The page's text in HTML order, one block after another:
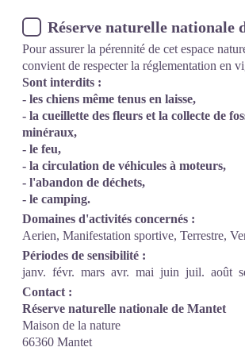
Réserve naturelle nationale
Pour assurer la pérennité de cet espace
convient de respecter la réglementation en
Sont interdits :
- les chiens même tenus en laisse,
- la cueillette des fleurs et la collecte de
minéraux,
- le feu,
- la circulation de véhicules à moteurs,
- l'abandon de déchets,
- le camping.
Domaines d'activités concernés :
Aerien, Manifestation sportive, Terrestre,
Périodes de sensibilité :
janv. févr. mars avr. mai juin juil. août
Contact :
Réserve naturelle nationale de Mantet
Maison de la nature
66360 Mantet